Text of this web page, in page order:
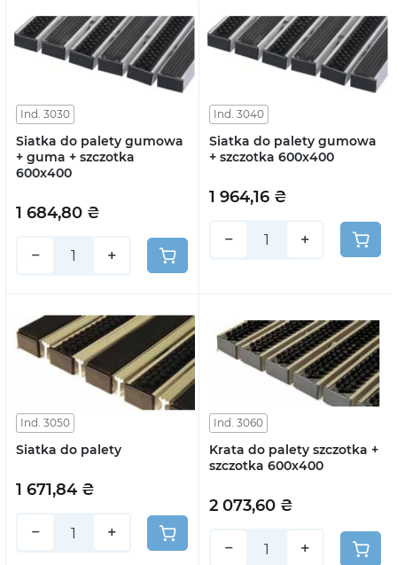
Ind. 3030
Siatka do palety gumowa
+ guma + szczotka
600x400
1 684,80 ₴
− +
Ind. 3040
Siatka do palety gumowa
+ szczotka 600x400
1 964,16 ₴
− +
Ind. 3050
Siatka do palety
1 671,84 ₴
− +
Ind. 3060
Krata do palety szczotka +
szczotka 600x400
2 073,60 ₴
− +